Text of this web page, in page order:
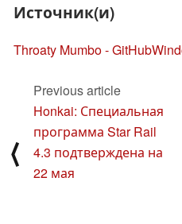
Источник(и)
Throaty Mumbo - GitHub
⟨
Previous article
Honkai: Специальная
программа Star Rail
4.3 подтверждена на
22 мая